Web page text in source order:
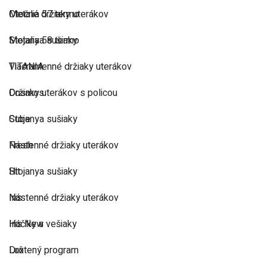
Metalia 57 termo
Metalia 58 termo
TITANIA
Cosmos
Cube
Fresh
Hit
Iris
Iris New
Lux
Otočné držiaky uterákov
Stojanya sušiaky
Viacramenné držiaky uterákov
Držiaky uterákov s policou
Stojanya sušiaky
Nástenné držiaky uterákov
Stojanya sušiaky
Nástenné držiaky uterákov
Háčiky a vešiaky
Drôtený program